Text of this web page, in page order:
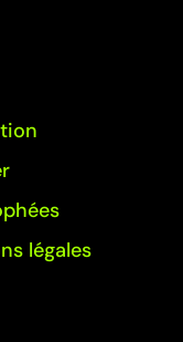
légales